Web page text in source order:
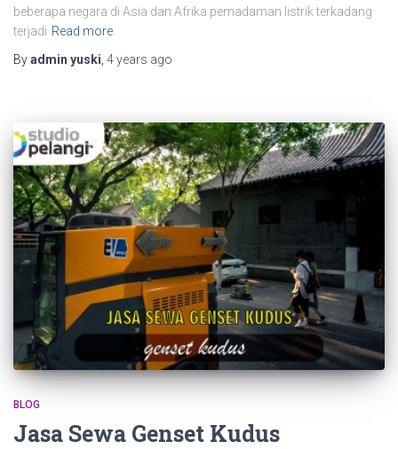
beberapa negara di Asia dan Afrika pemadaman listrik terkadang
terjadi Read more
Byadmin yuski, 4 years ago
BLOG
Jasa Sewa Genset Kudus